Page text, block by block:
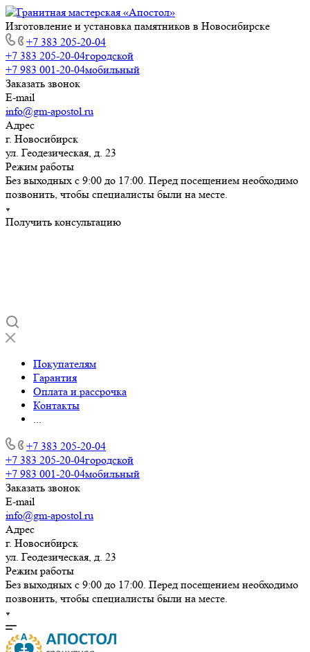
Изготовление и установка памятников в Новосибирске
+7 383 205-20-04
+7 383 205-20-04городской
+7 983 001-20-04мобильный
Заказать звонок
E-mail
info@gm-apostol.ru
Адрес
г. Новосибирск
ул. Геодезическая, д. 23
Режим работы
Без выходных с 9:00 до 17:00. Перед посещением необходимо
позвонить, чтобы специалисты были на месте.
Получить консультацию
Покупателям
Гарантия
Оплата и рассрочка
Контакты
...
+7 383 205-20-04
+7 383 205-20-04городской
+7 983 001-20-04мобильный
Заказать звонок
E-mail
info@gm-apostol.ru
Адрес
г. Новосибирск
ул. Геодезическая, д. 23
Режим работы
Без выходных с 9:00 до 17:00. Перед посещением необходимо
позвонить, чтобы специалисты были на месте.